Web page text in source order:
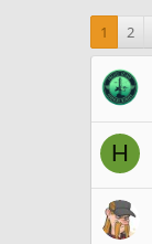
1 2
H